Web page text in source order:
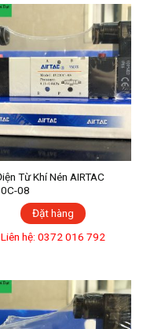
Từ Khí Nén AIRTAC
08
Đặt hàng
Liên hệ: 0372 016 792